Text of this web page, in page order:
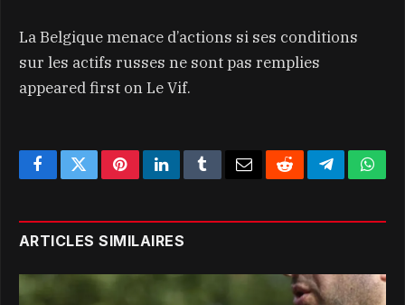
La Belgique menace d’actions si ses conditions
sur les actifs russes ne sont pas remplies
appeared first on Le Vif.
FacebookTwitterPinterestLinkedInTumblr EmailRedditTelegram
ARTICLES SIMILAIRES